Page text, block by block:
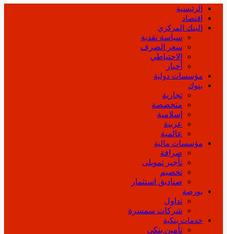
الرئيسية
اقتصاد
البنك المركزي
سياسة نقدية
سعر الصرف
الاحتياطي
أخبار
مؤسسات دولية
بنوك
تجارية
متخصصة
إسلامية
عربية
عالمية
مؤسسات مالية
صرافة
تأجير تمويلى
تخصيم
صناديق استثمار
بورصة
تداول
شركات سمسرة
خدمات بنكية
تأمين بنكي